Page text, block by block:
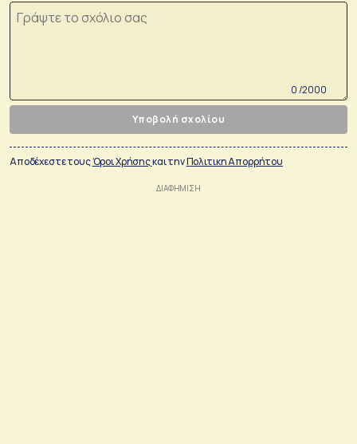
0 /2000
Υποβολή σχολίου
Αποδέχεστε τουςΌροι Χρήσηςκαι τηνΠολιτικη Απορρήτου